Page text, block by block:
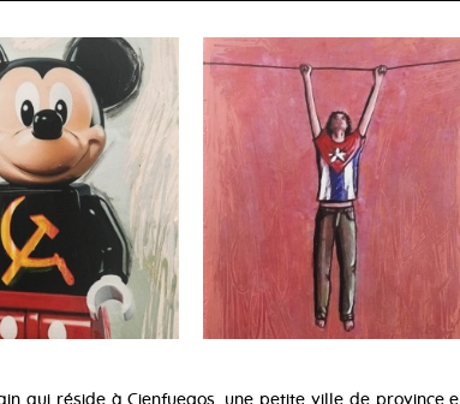
qui réside à Cienfuegos, une petite ville de province